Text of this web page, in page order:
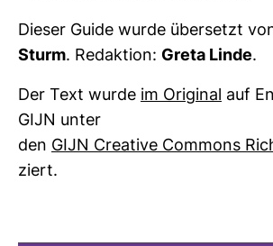
Dieser Guide wurde über­setzt
Sturm. Redak­tion: Greta Linde.
Der Text wurde im Ori­ginal auf
GIJN unter
den GIJN Crea­tive Com­mons
ziert.